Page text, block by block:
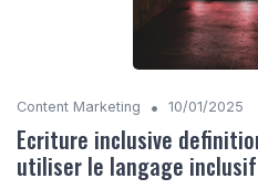
Content Marketing • 10/01/2025
Ecriture inclusive
utiliser le langage inclusif